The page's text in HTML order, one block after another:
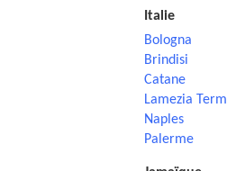
Italie
Bologna
Brindisi
Catane
Lamezia
Naples
Palerme